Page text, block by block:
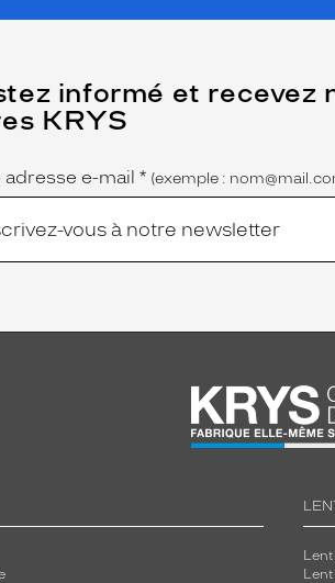
informé et recevez
KRYS
adresse e-mail * (exemple :